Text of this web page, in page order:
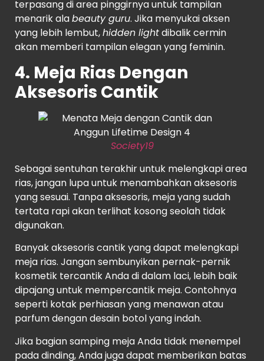
terpasang di area pinggirnya untuk tampilan
menarik alabeauty guru. Jika menyukai aksen
yang lebih lembut,hidden lightdibalik cermin
akan memberi tampilan elegan yang feminin.
4. Meja Rias Dengan
Aksesoris Cantik
Society19
Sebagai sentuhan terakhir untuk melengkapi area
rias, jangan lupa untuk menambahkan aksesoris
yang sesuai. Tanpa aksesoris, meja yang sudah
tertata rapi akan terlihat kosong seolah tidak
digunakan.
Banyak aksesoris cantik yang dapat melengkapi
meja rias. Jangan sembunyikan pernak-pernik
kosmetik tercantik Anda di dalam laci, lebih baik
dipajang untuk mempercantik meja. Contohnya
seperti kotak perhiasan yang menawan atau
parfum dengan desain botol yang indah.
Jika bagian samping meja Anda tidak menempel
pada dinding, Anda juga dapat memberikan batas